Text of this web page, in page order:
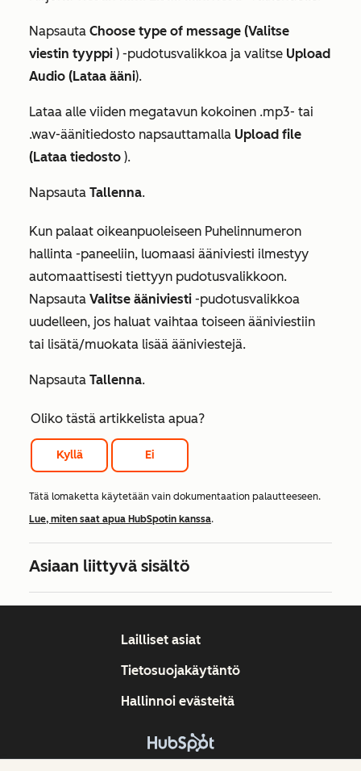
Napsauta Choose type of message (Valitse
viestin tyyppi ) -pudotusvalikkoa ja valitse Upload
Audio (Lataa ääni).
Lataa alle viiden megatavun kokoinen .mp3- tai
.wav-äänitiedosto napsauttamalla Upload file
(Lataa tiedosto ).
Napsauta Tallenna.
Kun palaat oikeanpuoleiseen Puhelinnumeron
hallinta -paneeliin, luomaasi ääniviesti ilmestyy
automaattisesti tiettyyn pudotusvalikkoon.
Napsauta Valitse ääniviesti -pudotusvalikkoa
uudelleen, jos haluat vaihtaa toiseen ääniviestiin
tai lisätä/muokata lisää ääniviestejä.
Napsauta Tallenna.
Oliko tästä artikkelista apua?
Kyllä Ei
Tätä lomaketta käytetään vain dokumentaation palautteeseen.
Lue, miten saat apua HubSpotin kanssa.
Asiaan liittyvä sisältö
Lailliset asiat
Tietosuojakäytäntö
Hallinnoi evästeitä